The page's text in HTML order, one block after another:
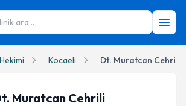
ara...
Kocaeli Dt. Muratcan Cehrili
Muratcan Cehrili